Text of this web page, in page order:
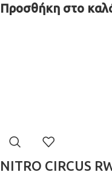
Προσθήκη στο
NITRO CIRCUS